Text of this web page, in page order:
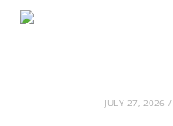
JULY 27, 2026 /